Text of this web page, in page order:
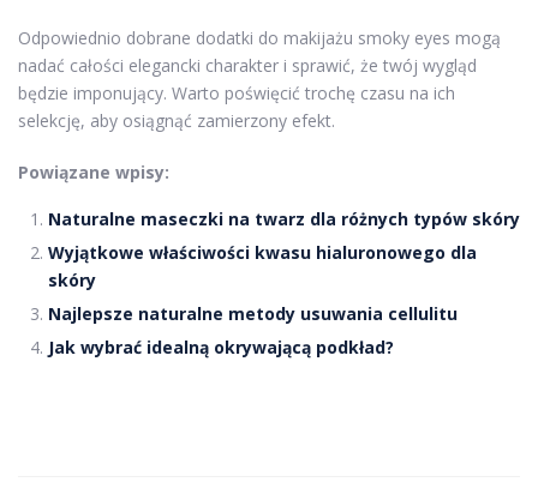
Odpowiednio dobrane dodatki do makijażu smoky eyes mogą
nadać całości elegancki charakter i sprawić, że twój wygląd
będzie imponujący. Warto poświęcić trochę czasu na ich
selekcję, aby osiągnąć zamierzony efekt.
Powiązane wpisy:
Naturalne maseczki na twarz dla różnych typów skóry
Wyjątkowe właściwości kwasu hialuronowego dla
skóry
Najlepsze naturalne metody usuwania cellulitu
Jak wybrać idealną okrywającą podkład?